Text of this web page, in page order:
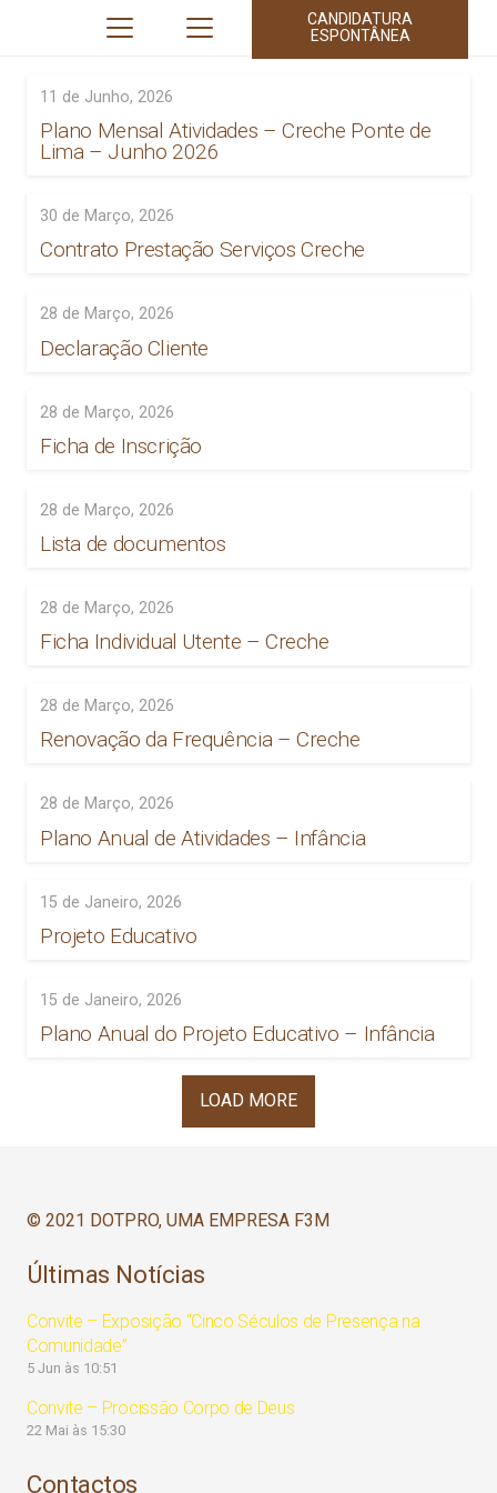
CANDIDATURA
ESPONTÂNEA
11 de Junho, 2026
Plano Mensal Atividades – Creche Ponte de
Lima – Junho 2026
30 de Março, 2026
Contrato Prestação Serviços Creche
28 de Março, 2026
Declaração Cliente
28 de Março, 2026
Ficha de Inscrição
28 de Março, 2026
Lista de documentos
28 de Março, 2026
Ficha Individual Utente – Creche
28 de Março, 2026
Renovação da Frequência – Creche
28 de Março, 2026
Plano Anual de Atividades – Infância
15 de Janeiro, 2026
Projeto Educativo
15 de Janeiro, 2026
Plano Anual do Projeto Educativo – Infância
LOAD MORE
© 2021 DOTPRO, UMA EMPRESA F3M
Últimas Notícias
Convite – Exposição “Cinco Séculos de Presença na
Comunidade”
5 Jun às 10:51
Convite – Procissão Corpo de Deus
22 Mai às 15:30
Contactos